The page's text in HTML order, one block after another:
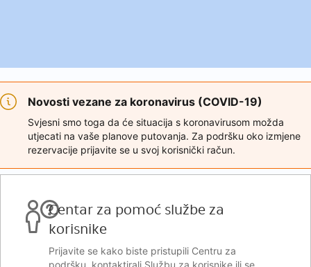
Novosti vezane za koronavirus (COVID-19)
Svjesni smo toga da će situacija s koronavirusom možda
utjecati na vaše planove putovanja. Za podršku oko izmjene
rezervacije prijavite se u svoj korisnički račun.
Centar za pomoć službe za
korisnike
Prijavite se kako biste pristupili Centru za
podršku, kontaktirali Službu za korisnike ili se